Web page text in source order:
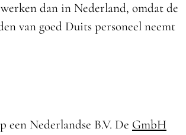
dan in Nederland, omdat de
van goed Duits personeel neemt
Nederlandse B.V. De GmbH